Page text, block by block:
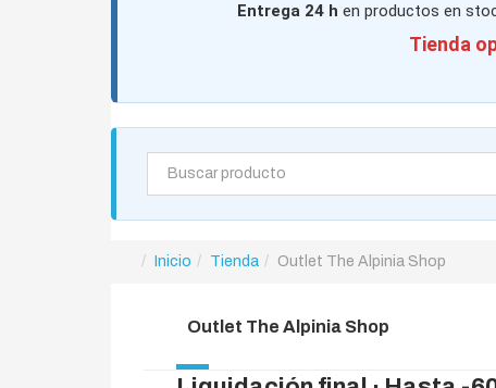
Entrega 24 h en productos en
Tienda
Inicio Tienda Outlet The Alpinia Shop
Outlet The Alpinia Shop